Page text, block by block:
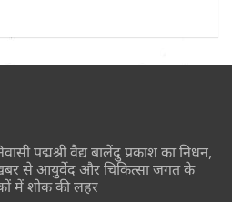
पद्मश्री वैद्य बालेंदु प्रकाश का निधन,
से आयुर्वेद और चिकित्सा जगत के
में शोक की लहर